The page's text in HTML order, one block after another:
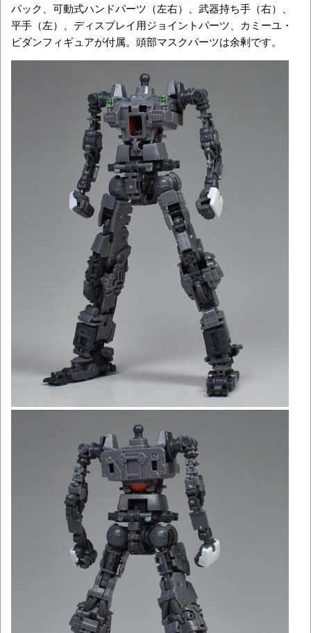
パック、可動式ハンドパーツ（左右）、武器持ち手（右）、
平手（左）、ディスプレイ用ジョイントパーツ、カミーユ・
ビダンフィギュアが付属。頭部マスクパーツは余剰です。